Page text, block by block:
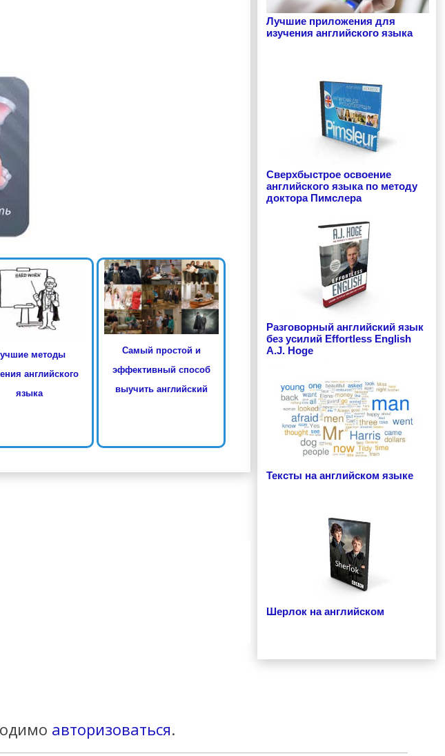
методы
английского
языка
Самый простой и
эффективный способ
выучить английский
авторизоваться.
Лучшие приложения для
изучения английского языка
Сверхбыстрое освоение
английского языка по методу
доктора Пимслера
Разговорный английский язык
без усилий Effortless English
A.J. Hoge
Тексты на английском языке
Шерлок на английском